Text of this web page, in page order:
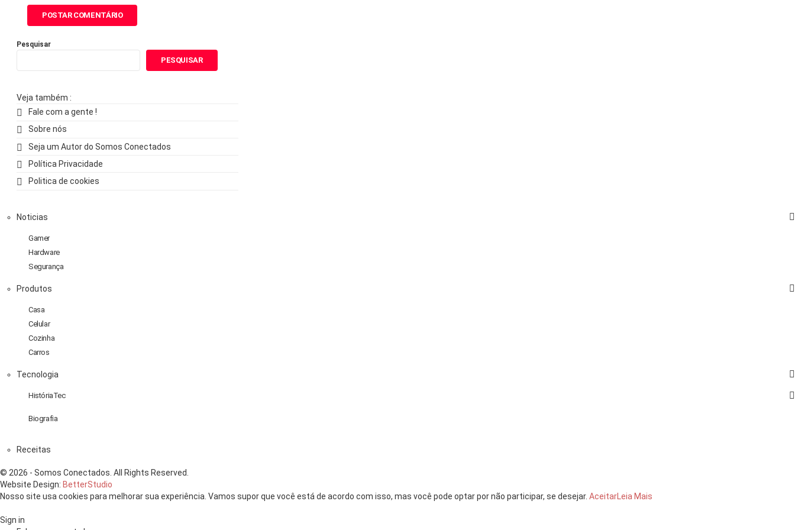
Pesquisar
PESQUISAR
Veja também :
Fale com a gente !
Sobre nós
Seja um Autor do Somos Conectados
Política Privacidade
Politica de cookies
Noticias
Gamer
Hardware
Segurança
Produtos
Casa
Celular
Cozinha
Carros
Tecnologia
HistóriaTec
Biografia
Receitas
© 2026 - Somos Conectados. All Rights Reserved.
Website Design: BetterStudio
Nosso site usa cookies para melhorar sua experiência. Vamos supor que você está de acordo com isso, mas você pode optar por não participar, se desejar. AceitarLeia Mais
Sign in